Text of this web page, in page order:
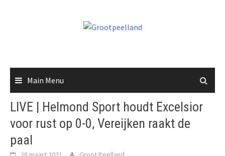
Main Menu
LIVE | Helmond Sport houdt Excelsior
voor rust op 0-0, Vereijken raakt de
paal